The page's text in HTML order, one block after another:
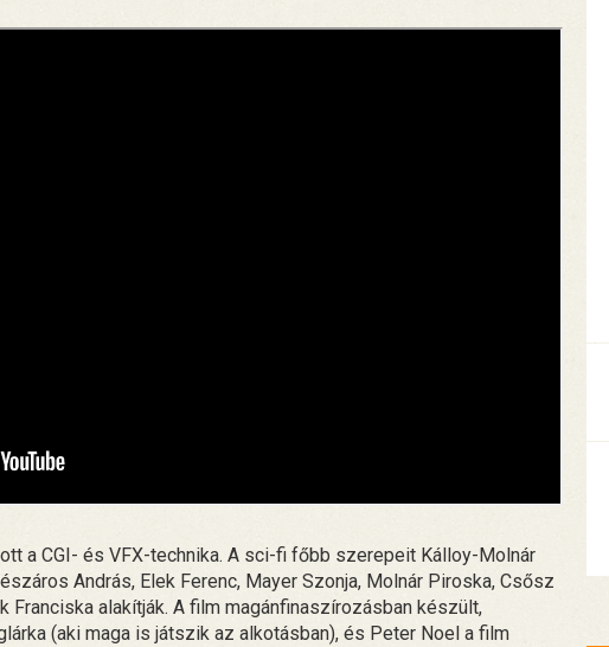
a CGI- és VFX-technika. A sci-fi főbb szerepeit Kálloy-Molnár
András, Elek Ferenc, Mayer Szonja, Molnár Piroska, Csősz
Franciska alakítják. A film magánfinaszírozásban készült,
(aki maga is játszik az alkotásban), és Peter Noel a film